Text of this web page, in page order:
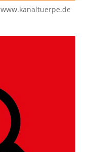
www.kanaltuerpe.de